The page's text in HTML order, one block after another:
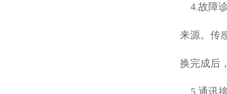
4.故障
来源。传
换完成后
5.通讯